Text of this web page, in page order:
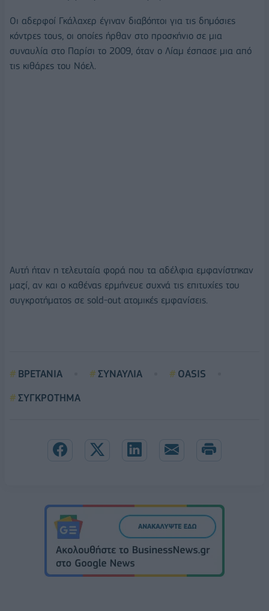
Οι αδερφοί Γκάλαχερ έγιναν διαβόητοι για τις δημόσιες
κόντρες τους, οι οποίες ήρθαν στο προσκήνιο σε μια
συναυλία στο Παρίσι το 2009, όταν ο Λίαμ έσπασε μια από
τις κιθάρες του Νόελ.
Αυτή ήταν η τελευταία φορά που τα αδέλφια εμφανίστηκαν
μαζί, αν και ο καθένας ερμήνευε συχνά τις επιτυχίες του
συγκροτήματος σε sold-out ατομικές εμφανίσεις.
ΒΡΕΤΑΝΙΑ ΣΥΝΑΥΛΙΑ
OASIS
ΣΥΓΚΡΟΤΗΜΑ